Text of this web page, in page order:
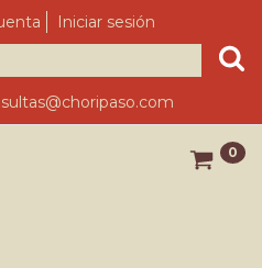
Iniciar sesión
0